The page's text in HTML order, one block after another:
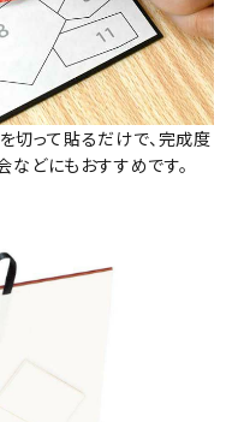
切って貼るだけで、完成度
どにもおすすめです。